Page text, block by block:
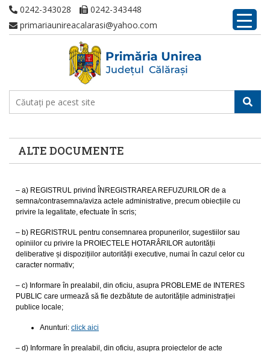
0242-343028
0242-343448
primariaunireacalarasi@yahoo.com
ALTE DOCUMENTE
– a) REGISTRUL privind ÎNREGISTRAREA REFUZURILOR de a
semna/contrasemna/aviza actele administrative, precum obiecțiile cu
privire la legalitate, efectuate în scris;
– b) REGRISTRUL pentru consemnarea propunerilor, sugestiilor sau
opiniilor cu privire la PROIECTELE HOTARÂRILOR autorității
deliberative și dispozițiilor autorității executive, numai în cazul celor cu
caracter normativ;
– c) Informare în prealabil, din oficiu, asupra PROBLEME de INTERES
PUBLIC care urmează să fie dezbătute de autoritățile administrației
publice locale;
Anunturi: click aici
– d) Informare în prealabil, din oficiu, asupra proiectelor de acte